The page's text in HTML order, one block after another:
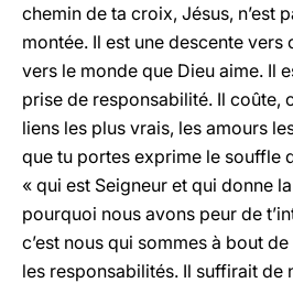
chemin de ta croix, Jésus, n’est
montée. Il est une descente vers
vers le monde que Dieu aime. Il
prise de responsabilité. Il coûte,
liens les plus vrais, les amours
que tu portes exprime le souffle
« qui est Seigneur et qui donne
pourquoi nous avons peur de
c’est nous qui sommes à bout
les responsabilités. Il suffirait de